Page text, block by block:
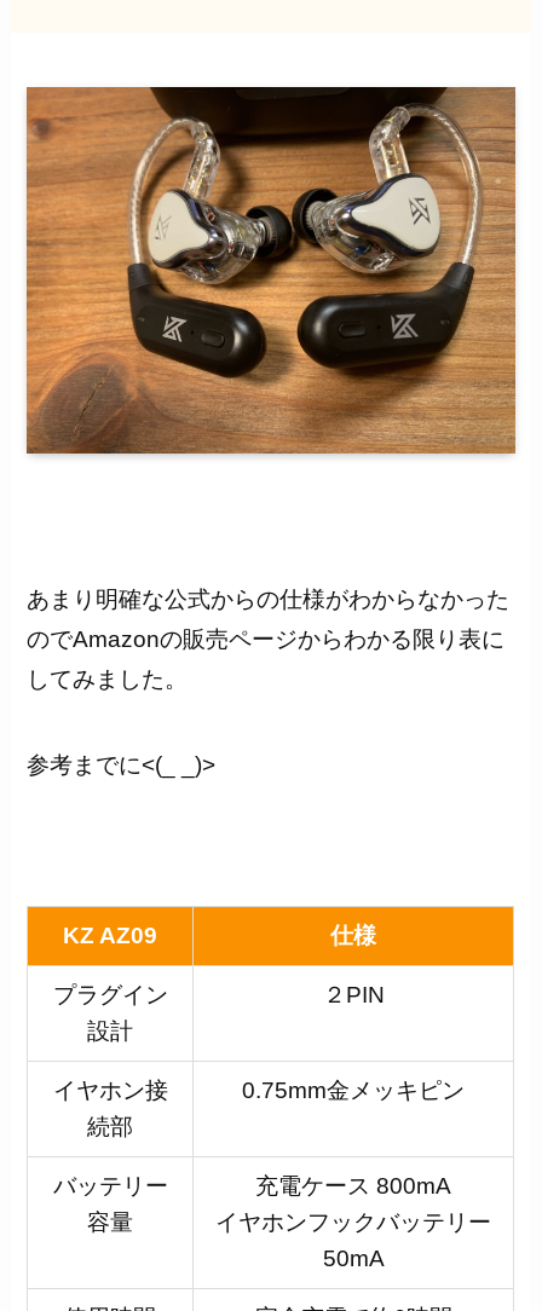
あまり明確な公式からの仕様がわからなかった
のでAmazonの販売ページからわかる限り表に
してみました。
参考までに<(_ _)>
KZ AZ09 仕様
プラグイン
設計
２PIN
イヤホン接
続部
0.75mm金メッキピン
バッテリー
容量
充電ケース 800mA
イヤホンフックバッテリー
50mA